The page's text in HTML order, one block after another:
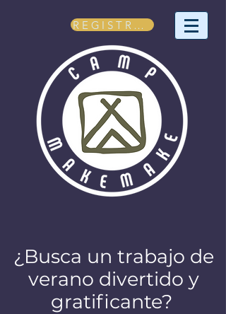
REGÍSTRATE
¿Busca un trabajo de
verano divertido y
gratificante?